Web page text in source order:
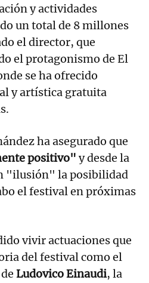
y actividades
un total de 8 millones
el director, que
el protagonismo de El
se ha ofrecido
y artística gratuita
ha asegurado que
positivo" y desde la
"ilusión" la posibilidad
el festival en próximas
vivir actuaciones que
del festival como el
Ludovico Einaudi, la